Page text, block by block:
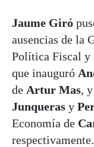
Jaume Giró
ausencias de la
Política Fiscal y
que inauguró
de Artur Mas,
Junqueras y
Economía de